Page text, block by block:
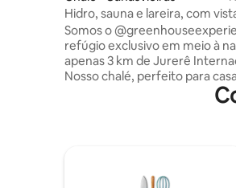
Hidro, sauna e lareira, com
montanhas
Somos o
refúgio exclusivo em meio à
apenas 3 km de Jurerê
Nosso chalé, perfeito para
oferece o conforto essencial
experiência inesquecível de
também conta com uma